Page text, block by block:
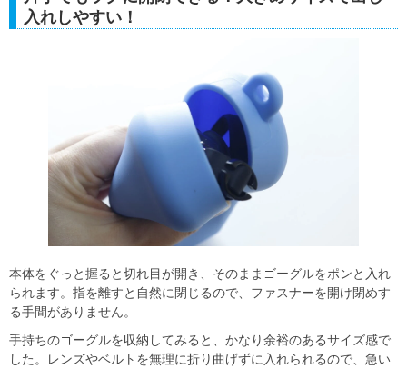
入れしやすい！
本体をぐっと握ると切れ目が開き、そのままゴーグルをポンと入れ
られます。指を離すと自然に閉じるので、ファスナーを開け閉めす
る手間がありません。
手持ちのゴーグルを収納してみると、かなり余裕のあるサイズ感で
した。レンズやベルトを無理に折り曲げずに入れられるので、急い